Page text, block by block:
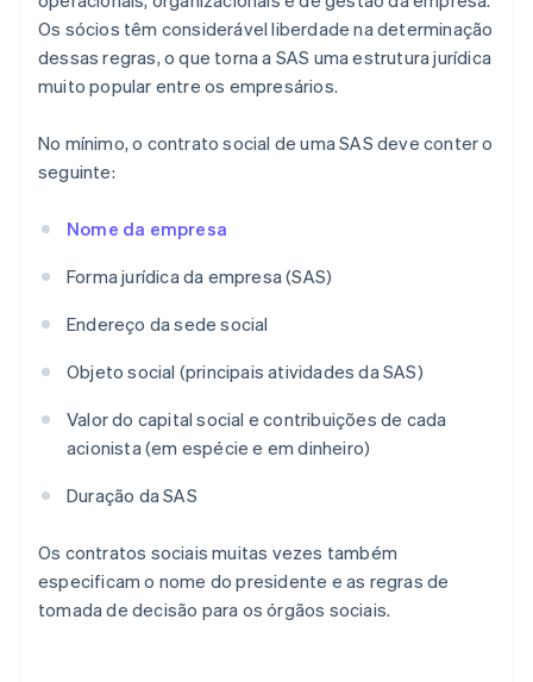
Os sócios têm considerável liberdade na determinação
dessas regras, o que torna a SAS uma estrutura jurídica
muito popular entre os empresários.
No mínimo, o contrato social de uma SAS deve conter o
seguinte:
Nome da empresa
Forma jurídica da empresa (SAS)
Endereço da sede social
Objeto social (principais atividades da SAS)
Valor do capital social e contribuições de cada
acionista (em espécie e em dinheiro)
Duração da SAS
Os contratos sociais muitas vezes também
especificam o nome do presidente e as regras de
tomada de decisão para os órgãos sociais.